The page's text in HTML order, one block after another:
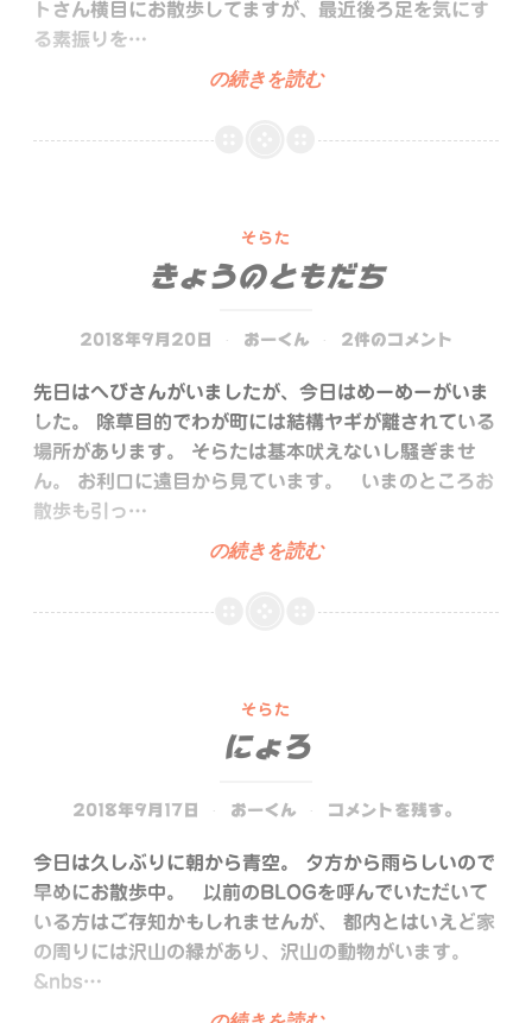
い
す。
トさん横目にお散歩してますが、最近後ろ足を気にす
る素振りを…
ぽ
ぽ
の続きを読む
そらた
きょうのともだち
2018年9月20日 おーくん 2件のコメント
先日はへびさんがいましたが、今日はめーめーがいま
した。 除草目的でわが町には結構ヤギが離されている
場所があります。 そらたは基本吠えないし騒ぎませ
ん。 お利口に遠目から見ています。 いまのところお
散歩も引っ…
き
う
ち
の続きを読む
そらた
にょろ
2018年9月17日 おーくん コメントを残す。
今日は久しぶりに朝から青空。 夕方から雨らしいので
早めにお散歩中。 以前のBLOGを呼んでいただいて
いる方はご存知かもしれませんが、 都内とはいえど家
の周りには沢山の緑があり、沢山の動物がいます。
&nbs…